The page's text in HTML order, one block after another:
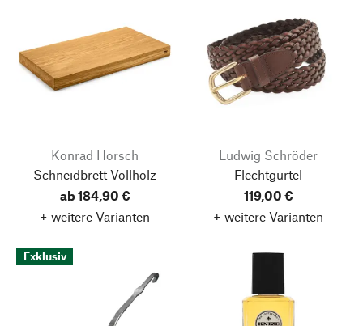
Konrad Horsch
Schneidbrett Vollholz
ab 184,90 €
+ weitere Varianten
Ludwig Schröder
Flechtgürtel
119,00 €
+ weitere Varianten
Exklusiv